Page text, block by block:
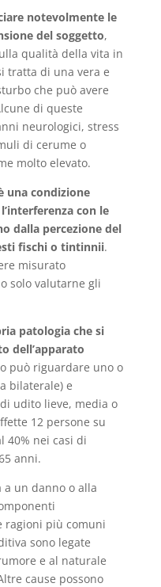
notevolmente le
del soggetto,
qualità della vita in
tratta di una vera e
che può avere
di queste
neurologici, stress
di cerume o
molto elevato.
una condizione
con le
dalla percezione del
fischi o tintinnii.
misurato
solo valutarne gli
patologia che si
dell’apparato
può riguardare uno o
bilaterale) e
udito lieve, media o
12 persone su
40% nei casi di
anni.
a un danno o alla
ragioni più comuni
sono legate
e al naturale
cause possono